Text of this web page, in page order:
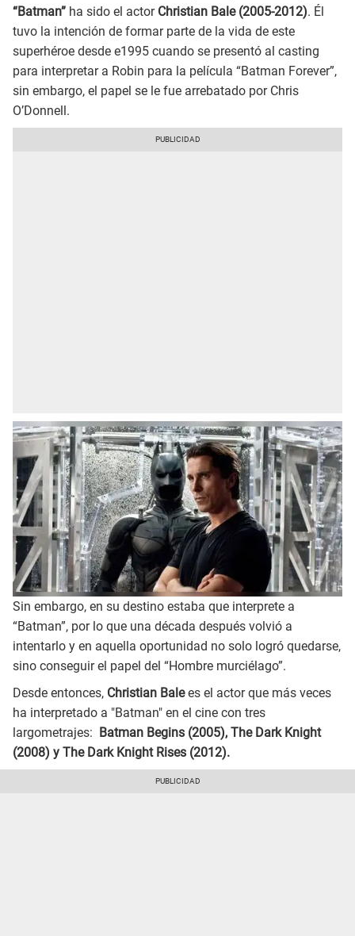
“Batman” ha sido el actor Christian Bale (2005-2012). Él
tuvo la intención de formar parte de la vida de este
superhéroe desde e1995 cuando se presentó al casting
para interpretar a Robin para la película “Batman Forever”,
sin embargo, el papel se le fue arrebatado por Chris
O’Donnell.
Sin embargo, en su destino estaba que interprete a
“Batman”, por lo que una década después volvió a
intentarlo y en aquella oportunidad no solo logró quedarse,
sino conseguir el papel del “Hombre murciélago”.
Desde entonces, Christian Balees el actor que más veces
ha interpretado a "Batman" en el cine con tres
largometrajes: Batman Begins (2005), The Dark Knight
(2008) y The Dark Knight Rises (2012).